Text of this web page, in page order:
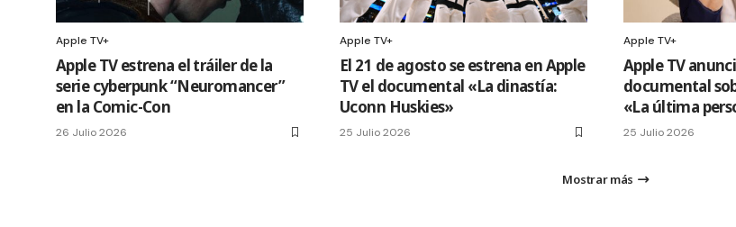
Apple TV+
Apple TV estrena el tráiler de la
serie cyberpunk “Neuromancer”
en la Comic-Con
26 Julio 2026
Apple TV+
El 21 de agosto se estrena en Apple
TV el documental «La dinastía:
Uconn Huskies»
25 Julio 2026
Apple TV+
Apple TV
documental
«La última
25 Julio 2026
Mostrar más